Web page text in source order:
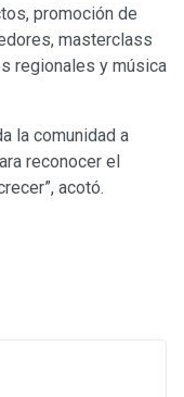
promoción de
masterclass
regionales y música
la comunidad a
reconocer el
acotó.